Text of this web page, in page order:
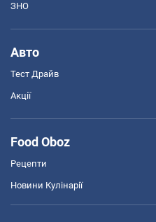
ЗНО
Авто
Тест Драйв
Акції
Food Oboz
Рецепти
Новини Кулінарії